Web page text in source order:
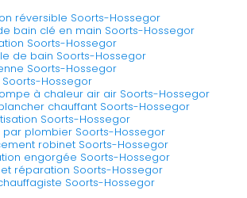
réversible Soorts-Hossegor
bain clé en main Soorts-Hossegor
Soorts-Hossegor
de bain Soorts-Hossegor
Soorts-Hossegor
Hossegor
à chaleur air air Soorts-Hossegor
chauffant Soorts-Hossegor
Soorts-Hossegor
plombier Soorts-Hossegor
robinet Soorts-Hossegor
engorgée Soorts-Hossegor
réparation Soorts-Hossegor
Soorts-Hossegor